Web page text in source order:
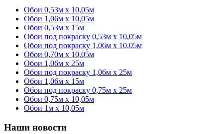
Обои 0,53м x 10,05м
Обои 1,06м х 10,05м
Обои 0,53м x 15м
Обои под покраску 0,53м x 10,05м
Обои под покраску 1,06м х 10,05м
Обои 0,70м x 10,05м
Обои 1,06м x 25м
Обои под покраску 1,06м x 25м
Обои 1,06м x 15м
Обои под покраску 0,75м x 25м
Обои 0,75м x 10,05м
Обои 1м х 10,05м
Наши новости